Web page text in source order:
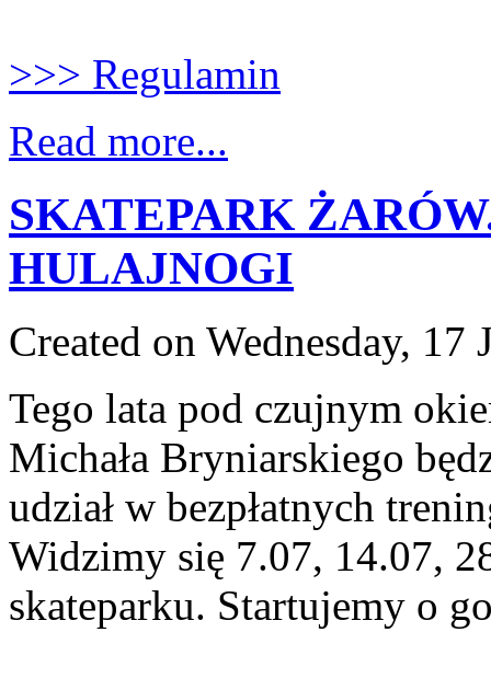
>>> Regulamin
Read more...
SKATEPARK
HULAJNOGI
Created on Wednesday, 17
Tego lata pod czujnym
Michała Bryniarskiego
udział w bezpłatnych
Widzimy się 7.07, 14.07,
skateparku. Startujemy o